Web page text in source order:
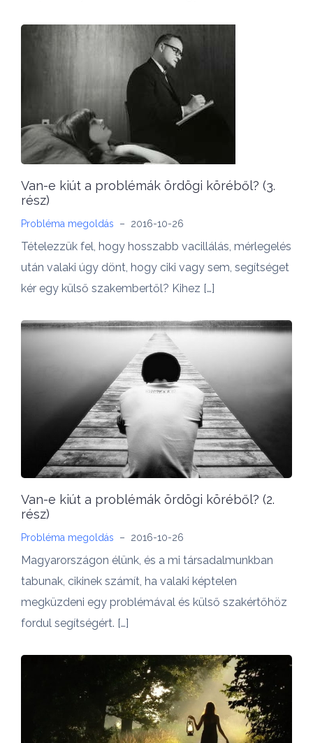
Van-e kiút a problémák ördögi köréből? (3.
rész)
Probléma megoldás – 2016-10-26
Tételezzük fel, hogy hosszabb vacillálás, mérlegelés
után valaki úgy dönt, hogy ciki vagy sem, segítséget
kér egy külső szakembertől? Kihez […]
Van-e kiút a problémák ördögi köréből? (2.
rész)
Probléma megoldás – 2016-10-26
Magyarországon élünk, és a mi társadalmunkban
tabunak, cikinek számít, ha valaki képtelen
megküzdeni egy problémával és külső szakértőhöz
fordul segítségért. […]